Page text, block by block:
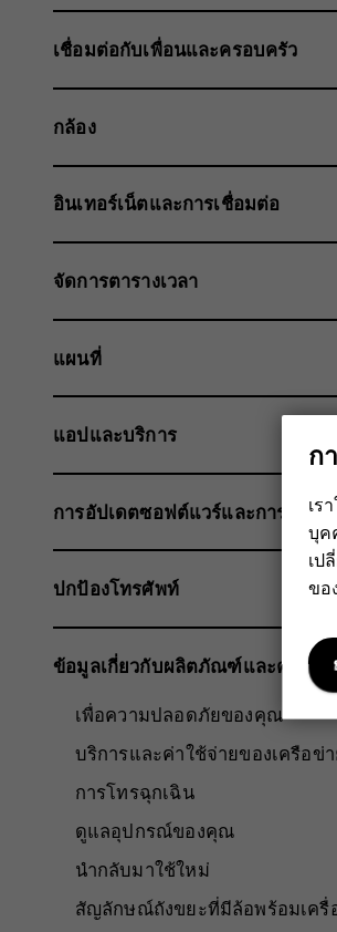
เชื่อมต่อกับเพื่อนและครอบครัว
กล้อง
อินเทอร์เน็ตและการเชื่อมต่อ
จัดการตารางเวลา
แผนที่
แอปและบริการ
การอัปเดตซอฟต์แวร์และการสำรอ
ปกป้องโทรศัพท์
ข้อมูลเกี่ยวกับผลิตภัณฑ์และความ
เพื่อความปลอดภัยของคุณ
บริการและค่าใช้จ่ายของเครือข่
การโทรฉุกเฉิน
ดูแลอุปกรณ์ของคุณ
นำกลับมาใช้ใหม่
สัญลักษณ์ถังขยะที่มีล้อพร้อมเครื่
ก
เร
บุค
เป
ขอ